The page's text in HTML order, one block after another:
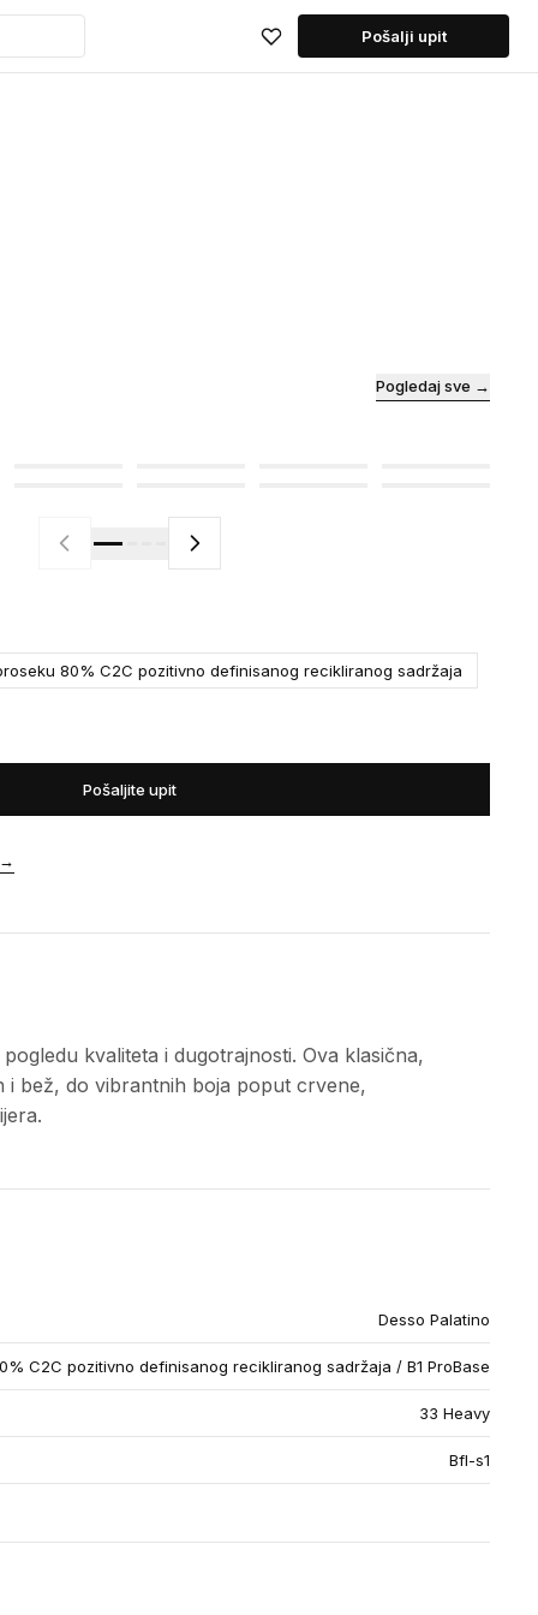
Pošalji upit
Pogledaj sve →
80% C2C pozitivno definisanog recikliranog sadržaja
Pošaljite upit
kvaliteta i dugotrajnosti. Ova klasična,
i bež, do vibrantnih boja poput crvene,
Desso Palatino
C2C pozitivno definisanog recikliranog sadržaja / B1 ProBase
33 Heavy
Bfl-s1